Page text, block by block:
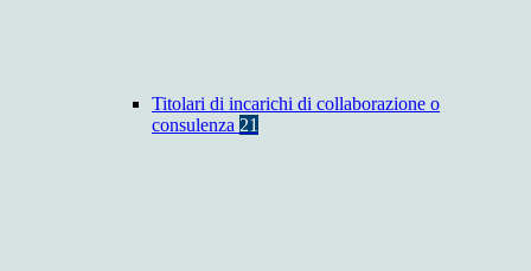
Titolari di incarichi di collaborazione o
consulenza 21